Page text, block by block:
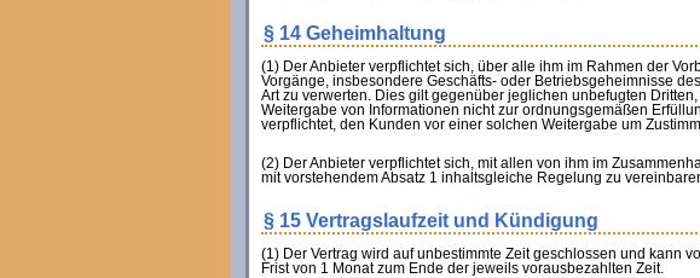
§ 14 Geheimhaltung
(1) Der Anbieter verpflichtet sich, über alle ihm im Rahmen der
Vorgänge, insbesondere Geschäfts- oder Betriebsgeheimnisse
Art zu verwerten. Dies gilt gegenüber jeglichen unbefugten
Weitergabe von Informationen nicht zur ordnungsgemäßen
verpflichtet, den Kunden vor einer solchen Weitergabe um
(2) Der Anbieter verpflichtet sich, mit allen von ihm im
mit vorstehendem Absatz 1 inhaltsgleiche Regelung zu
§ 15 Vertragslaufzeit und Kündigung
(1) Der Vertrag wird auf unbestimmte Zeit geschlossen und kann
Frist von 1 Monat zum Ende der jeweils vorausbezahlten Zeit.